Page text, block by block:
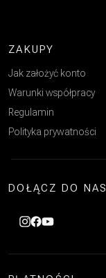
ZAKUPY
Jak założyć konto
Warunki współpracy
Regulamin
Polityka prywatności
DOŁĄCZ DO NAS